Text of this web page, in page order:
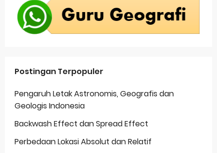
Postingan Terpopuler
Pengaruh Letak Astronomis, Geografis dan
Geologis Indonesia
Backwash Effect dan Spread Effect
Perbedaan Lokasi Absolut dan Relatif